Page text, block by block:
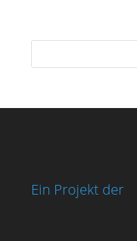
Ein Projekt der